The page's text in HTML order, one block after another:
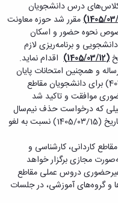
درس دانشجویان
مقرر شد حوزه معاونت
نحوه حضور و اسکان
و برنامه‌ریزی لازم
(1405/03/12)
اقدام نماید.
و همچنین امتحانات پایان
نیمسال دوم سال تحصیلی جاری (4042) برای دانشجویان مقاطع
موافقت و تاکید شد
که درخواست حذف نیم‌سال
بدون احتساب داشته‌اند، حداکثر تا تاریخ (1405/۰۳/15) نسبت به لغو
کاردانی، کارشناسی و
مجازی برگزار خواهد
دروس عملی مقاطع
و گروه‌های آموزشی، در جلسات
خواهد شد.